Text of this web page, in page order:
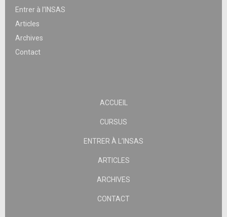
Entrer à l’INSAS
Articles
Archives
Contact
ACCUEIL
CURSUS
ENTRER À L’INSAS
ARTICLES
ARCHIVES
CONTACT